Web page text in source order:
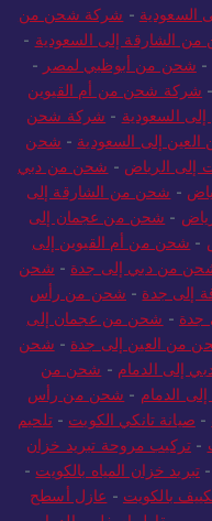
السعودية - شركة شحن من
الشارقة إلى السعودية -
- شحن من أبوظبي لمصر -
- شركة شحن من أم القيوين
السعودية - شركة شحن
إلى السعودية - شحن
إلى الرياض - شحن من دبي
- شحن من الشارقة إلى
- شحن من عجمان إلى
- شحن من أم القيوين إلى
من دبي إلى جدة - شحن
إلى جدة - شحن من رأس
جدة - شحن من عجمان إلى
من العين إلى جدة - شحن
إلى الدمام - شحن من
الدمام - شحن من رأس
- صيانة تانكي الكويت -تلحيم
- تركيب مروحة تبريد خزان
- تبريد خزان المياه بالكويت -
بالكويت - عازل أسطح